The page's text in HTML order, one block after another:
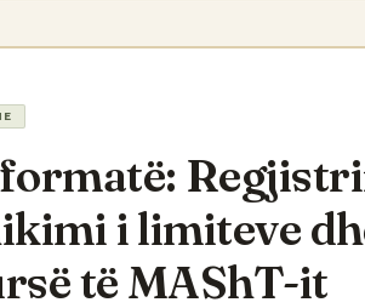
i limiteve
të MAShT-it